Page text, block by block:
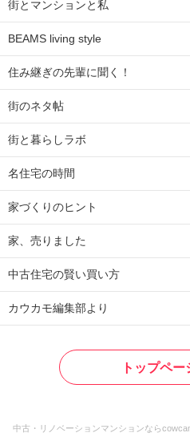
街とマンションと私
BEAMS living style
住み継ぎの先輩に聞く！
街のネタ帖
街と暮らしラボ
名住宅の時間
家づくりのヒント
家、売りました
中古住宅の賢い買い方
カウカモ編集部より
トップペ
中古・リノベーションマンションなら